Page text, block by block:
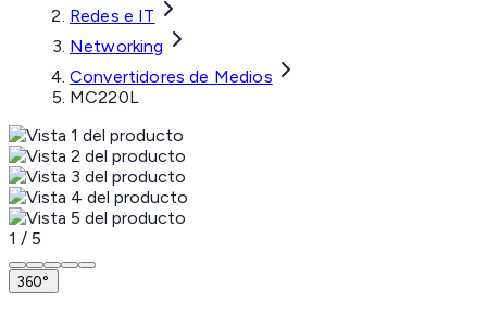
Redes e IT
Networking
Convertidores de Medios
MC220L
1 / 5
360°